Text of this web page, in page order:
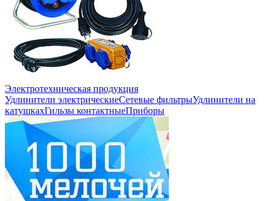
Электротехническая продукция
Удлинители электрическиеСетевые фильтрыУдлинители на
катушкахГильзы контактныеПриборы